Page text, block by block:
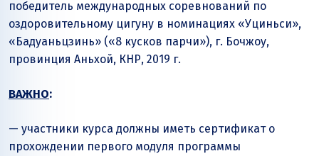
победитель международных соревнований по
оздоровительному цигуну в номинациях «Уциньси»,
«Бадуаньцзинь» («8 кусков парчи»), г. Бочжоу,
провинция Аньхой, КНР, 2019 г.
ВАЖНО:
— участники курса должны иметь сертификат о
прохождении первого модуля программы